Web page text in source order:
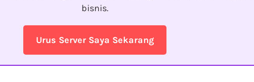
bisnis.
Urus Server Saya Sekarang